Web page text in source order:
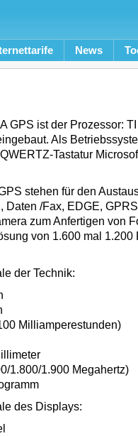
News
GPS ist der Prozessor:
Als
Tastatur
stehen für den
Daten /Fax, EDGE,
zum Anfertigen von
von 1.600 mal 1.200
der Technik:
Milliamperestunden)
1.800/1.900 Megahertz)
des Displays: